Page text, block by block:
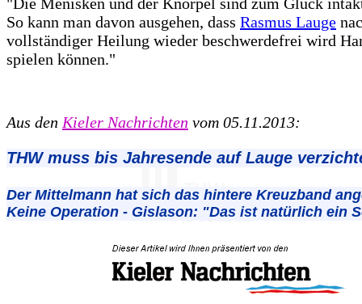
So kann man davon ausgehen, dass Rasmus Lauge
vollständiger Heilung wieder beschwerdefrei wird
spielen können."
Aus den Kieler Nachrichten vom 05.11.2013:
THW muss bis Jahresende auf Lauge
Der Mittelmann hat sich das hintere Kreuzband
Keine Operation - Gislason: "Das ist natürlich ein